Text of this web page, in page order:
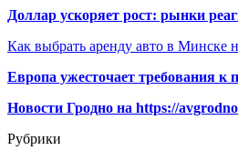
Доллар ускоряет рост: рынки
Как выбрать аренду авто в Минске
Европа ужесточает требования к
Новости Гродно на https://
Рубрики